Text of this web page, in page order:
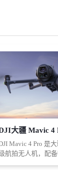
落。在不同的
风环境悬停、关
剩余 0% 电量。
为准。
器避障行为设置
大疆 Mavic 4
Mavic 4 Pro 是
航拍无人机，配备